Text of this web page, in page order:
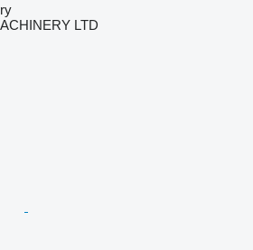
LTD